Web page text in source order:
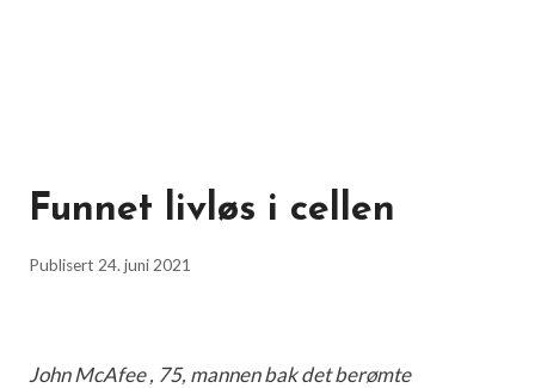
Funnet livløs i cellen
Publisert 24. juni 2021
John McAfee , 75, mannen bak det berømte